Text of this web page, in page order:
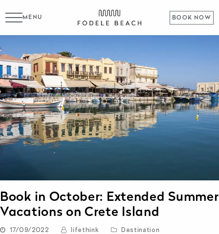
BOOK NOW
MENU
Book in October: Extended Summer
Vacations on Crete Island
17/09/2022 lifethink Destination